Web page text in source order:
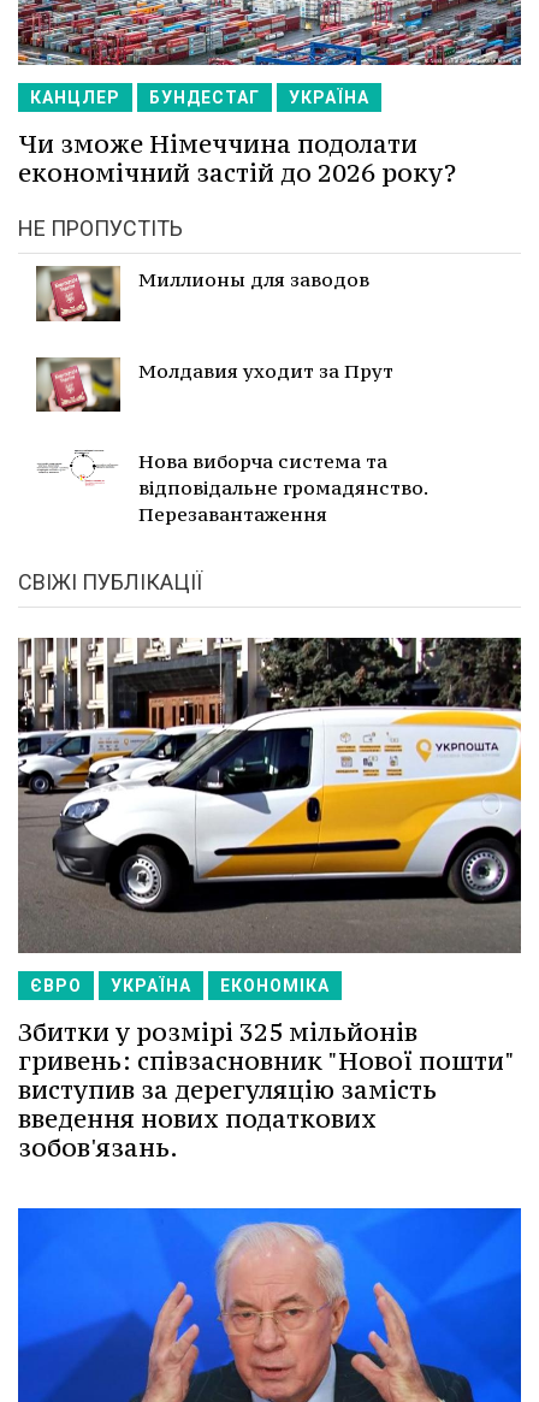
КАНЦЛЕР БУНДЕСТАГ УКРАЇНА
Чи зможе Німеччина подолати
економічний застій до 2026 року?
НЕ ПРОПУСТІТЬ
Миллионы для заводов
Молдавия уходит за Прут
Нова виборча система та
відповідальне громадянство.
Перезавантаження
СВІЖІ ПУБЛІКАЦІЇ
ЄВРО УКРАЇНА ЕКОНОМІКА
Збитки у розмірі 325 мільйонів
гривень: співзасновник "Нової пошти"
виступив за дерегуляцію замість
введення нових податкових
зобов'язань.